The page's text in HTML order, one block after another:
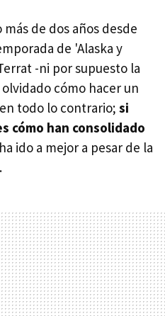
de dos años desde
de 'Alaska y
-ni por supuesto la
cómo hacer un
todo lo contrario; si
cómo han consolidado
ido a mejor a pesar de la